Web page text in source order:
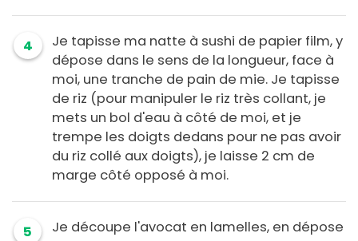
4
Je tapisse ma natte à sushi de papier film, y
dépose dans le sens de la longueur, face à
moi, une tranche de pain de mie. Je tapisse
de riz (pour manipuler le riz très collant, je
mets un bol d'eau à côté de moi, et je
trempe les doigts dedans pour ne pas avoir
du riz collé aux doigts), je laisse 2 cm de
marge côté opposé à moi.
5
Je découpe l'avocat en lamelles, en dépose